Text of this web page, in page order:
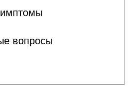
вопросы